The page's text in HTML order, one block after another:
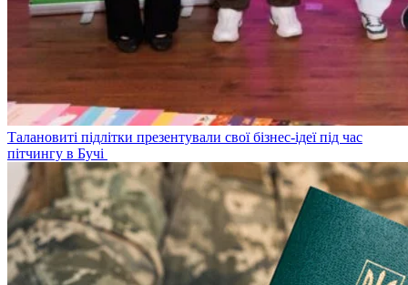
Талановиті підлітки презентували свої бізнес-ідеї під час
пітчингу в Бучі